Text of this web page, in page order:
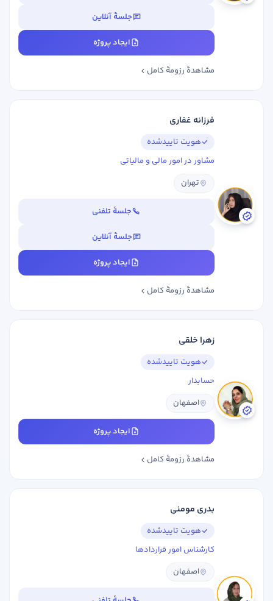
جلسهٔ آنلاین
ایجاد پروژه
مشاهدهٔ رزومهٔ کامل
فرزانه غفاری
هویت تاییدشده
مشاور در امور مالی و مالیاتی
تهران
جلسهٔ تلفنی
جلسهٔ آنلاین
ایجاد پروژه
مشاهدهٔ رزومهٔ کامل
زهرا خلقی
هویت تاییدشده
حسابدار
اصفهان
ایجاد پروژه
مشاهدهٔ رزومهٔ کامل
بدری مومنی
هویت تاییدشده
کارشناس امور قراردادها
اصفهان